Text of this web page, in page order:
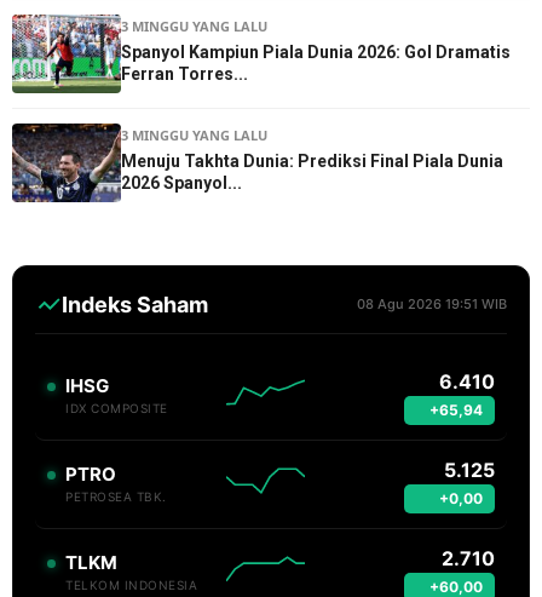
3 MINGGU YANG LALU
Spanyol Kampiun Piala Dunia 2026: Gol Dramatis
Ferran Torres...
3 MINGGU YANG LALU
Menuju Takhta Dunia: Prediksi Final Piala Dunia
2026 Spanyol...
Indeks Saham 08 Agu 2026 19:51 WIB
IHSG
IDX COMPOSITE
6.410
+65,94
PTRO
PETROSEA TBK.
5.125
+0,00
TLKM
TELKOM INDONESIA
2.710
+60,00